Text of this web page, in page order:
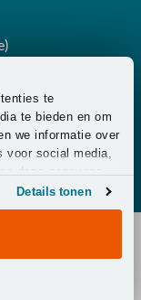
te
te bieden en om
we informatie over
voor social media,
deze gegevens
ze heeft verstrekt
gebruik van hun
Details tonen
-